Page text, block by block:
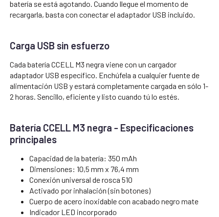
batería se está agotando. Cuando llegue el momento de
recargarla, basta con conectar el adaptador USB incluido.
Carga USB sin esfuerzo
Cada batería CCELL M3 negra viene con un cargador
adaptador USB específico. Enchúfela a cualquier fuente de
alimentación USB y estará completamente cargada en sólo 1-
2 horas. Sencillo, eficiente y listo cuando tú lo estés.
Batería CCELL M3 negra - Especificaciones
principales
Capacidad de la batería: 350 mAh
Dimensiones: 10,5 mm x 76,4 mm
Conexión universal de rosca 510
Activado por inhalación (sin botones)
Cuerpo de acero inoxidable con acabado negro mate
Indicador LED incorporado